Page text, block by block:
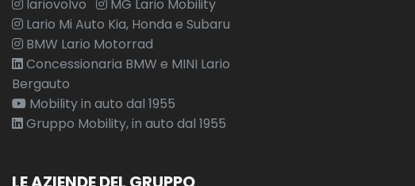
lariovolvo
MG Lario Mobility
Lario Mi Auto Kia, Honda e Subaru
BMW Lario Motorrad
Concessionaria BMW e MINI Lario
Bergauto
Mobility in auto dal 1955
Gruppo Mobility, in auto dal 1955